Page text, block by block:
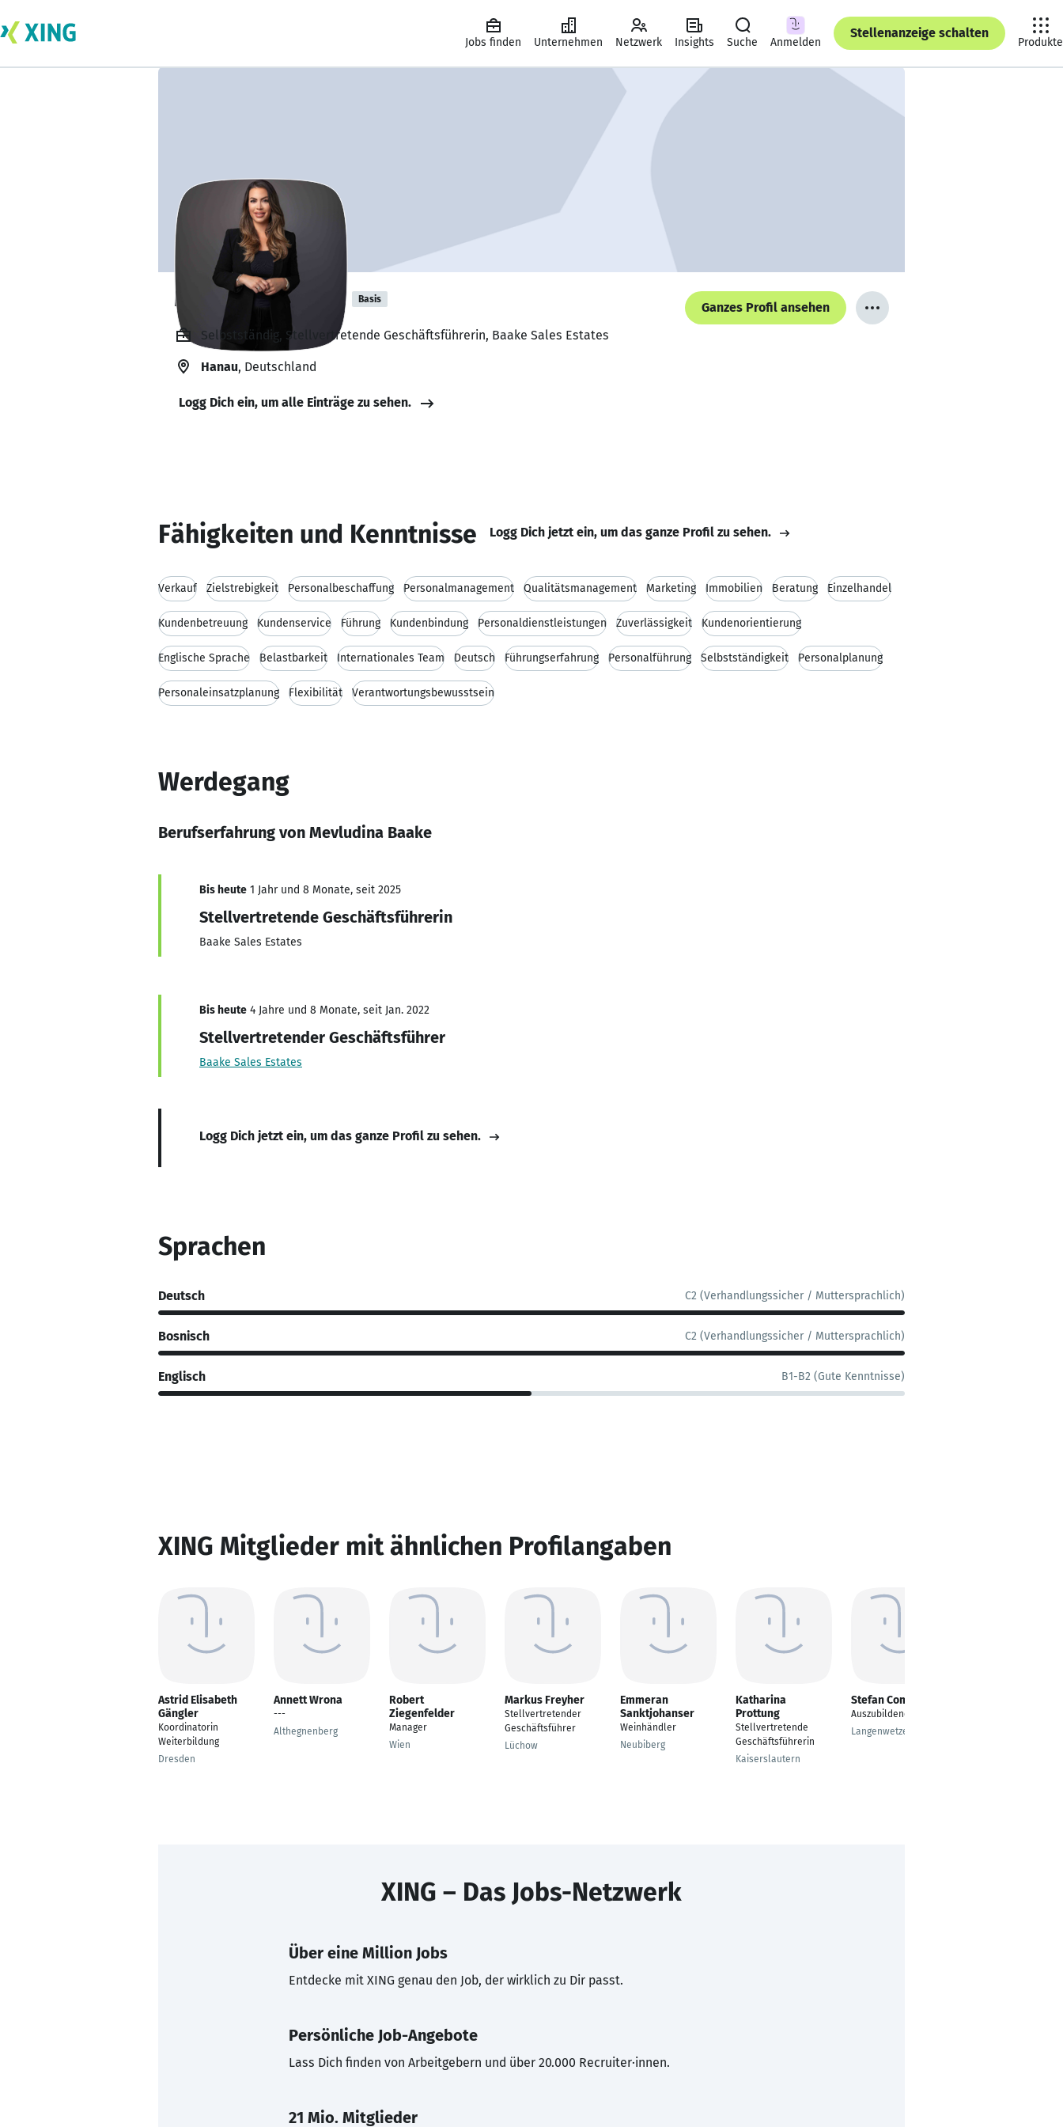
Jobs finden Unternehmen Netzwerk Insights Suche Anmelden
Stellenanzeige schalten
Produkte
Mevludina Baake Basis
Ganzes Profil ansehen
Selbstständig, Stellvertretende Geschäftsführerin, Baake Sales Estates
Hanau, Deutschland
Logg Dich ein, um alle Einträge zu sehen.
Fähigkeiten und Kenntnisse Logg Dich jetzt ein, um das ganze Profil zu sehen.
Verkauf Zielstrebigkeit Personalbeschaffung Personalmanagement Qualitätsmanagement Marketing Immobilien Beratung Einzelhandel
Kundenbetreuung Kundenservice Führung Kundenbindung Personaldienstleistungen Zuverlässigkeit Kundenorientierung
Englische Sprache Belastbarkeit Internationales Team Deutsch Führungserfahrung Personalführung Selbstständigkeit Personalplanung
Personaleinsatzplanung Flexibilität Verantwortungsbewusstsein
Werdegang
Berufserfahrung von Mevludina Baake
Bis heute 1 Jahr und 8 Monate, seit 2025
Stellvertretende Geschäftsführerin
Baake Sales Estates
Bis heute 4 Jahre und 8 Monate, seit Jan. 2022
Stellvertretender Geschäftsführer
Baake Sales Estates
Logg Dich jetzt ein, um das ganze Profil zu sehen.
Sprachen
Deutsch C2 (Verhandlungssicher / Muttersprachlich)
Bosnisch C2 (Verhandlungssicher / Muttersprachlich)
Englisch B1-B2 (Gute Kenntnisse)
XING Mitglieder mit ähnlichen Profilangaben
Astrid Elisabeth
Gängler
Koordinatorin
Weiterbildung
Dresden
Annett Wrona
---
Althegnenberg
Robert
Ziegenfelder
Manager
Wien
Markus Freyher
Stellvertretender
Geschäftsführer
Lüchow
Emmeran
Sanktjohanser
Weinhändler
Neubiberg
Katharina
Prottung
Stellvertretende
Geschäftsführerin
Kaiserslautern
Stefan Comolle
Auszubildender
Langenwetzendorf
XING – Das Jobs-Netzwerk
Über eine Million Jobs
Entdecke mit XING genau den Job, der wirklich zu Dir passt.
Persönliche Job-Angebote
Lass Dich finden von Arbeitgebern und über 20.000 Recruiter·innen.
21 Mio. Mitglieder